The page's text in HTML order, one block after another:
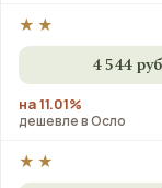
★★
4 544
на 11.01%
дешевле в Осло
★★